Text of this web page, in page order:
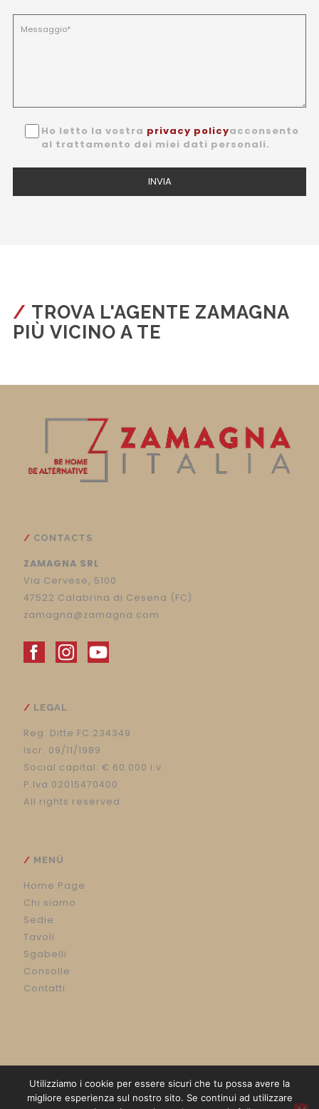
Ho letto la vostra privacy policyacconsento
al trattamento dei miei dati personali.
TROVA L'AGENTE ZAMAGNA
PIÙ VICINO A TE
CONTACTS
ZAMAGNA SRL
Via Cervese, 5100
47522 Calabrina di Cesena (FC)
zamagna@zamagna.com
LEGAL
Reg. Ditte FC:234349
Iscr. 09/11/1989
Social capital: € 60.000 i.v.
P.Iva 02015470400
All rights reserved
MENÙ
Home Page
Chi siamo
Sedie
Tavoli
Sgabelli
Consolle
Contatti
Utilizziamo i cookie per essere sicuri che tu possa avere la
migliore esperienza sul nostro sito. Se continui ad utilizzare